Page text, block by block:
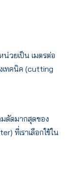
วยเป็น เมตรต่อ
เทคนิค (cutting
ตัดมากสุดของ
ที่เราเลือกใช้ใน